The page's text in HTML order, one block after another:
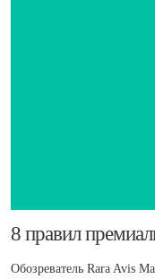
8 правил
Обозреватель Rara Avis